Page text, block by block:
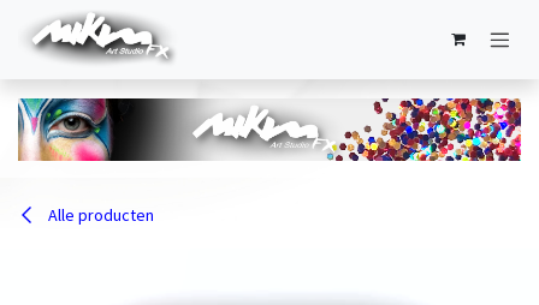
Overslaan naar inhoud
Alle producten